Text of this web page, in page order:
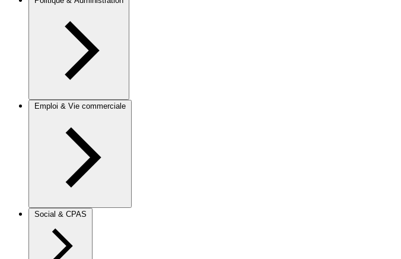
Emploi & Vie commerciale
Social & CPAS